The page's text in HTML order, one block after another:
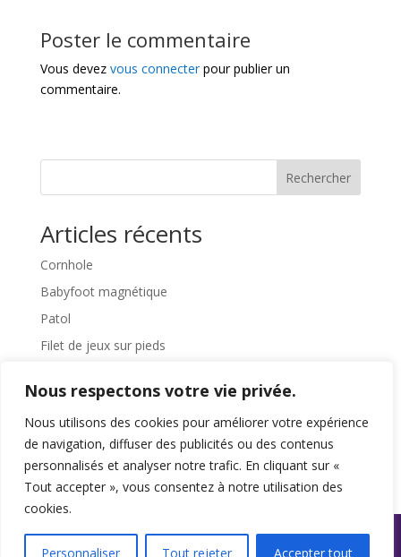
Nous respectons votre vie privée.
Nous utilisons des cookies pour améliorer votre expérience
de navigation, diffuser des publicités ou des contenus
personnalisés et analyser notre trafic. En cliquant sur «
Tout accepter », vous consentez à notre utilisation des
cookies.
Personnaliser Tout rejeter Accepter tout
Poster le commentaire
Vous devez vous connecterpour publier un
commentaire.
Rechercher
Articles récents
Cornhole
Babyfoot magnétique
Patol
Filet de jeux sur pieds
Commentaires récents
Aucun commentaire à afficher.